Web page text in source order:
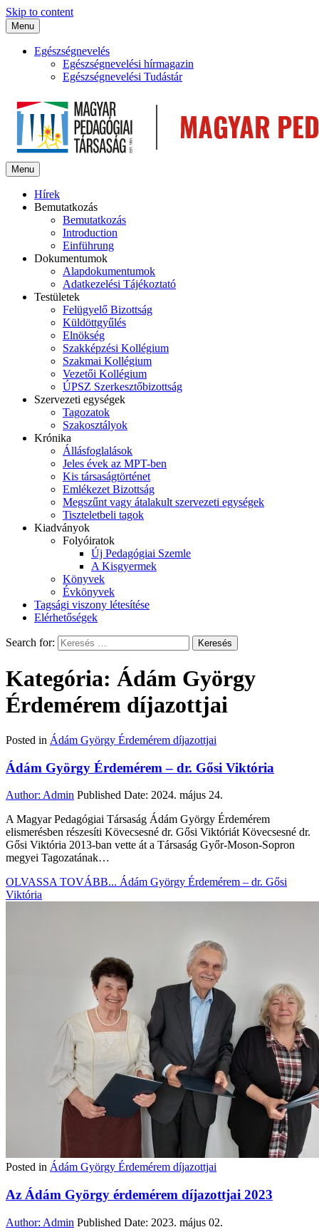
Skip to content
Menu
Egészségnevelés
Egészségnevelési hírmagazin
Egészségnevelési Tudástár
Menu
Hírek
Bemutatkozás
Bemutatkozás
Introduction
Einführung
Dokumentumok
Alapdokumentumok
Adatkezelési Tájékoztató
Testületek
Felügyelő Bizottság
Küldöttgyűlés
Elnökség
Szakképzési Kollégium
Szakmai Kollégium
Vezetői Kollégium
ÚPSZ Szerkesztőbizottság
Szervezeti egységek
Tagozatok
Szakosztályok
Krónika
Állásfoglalások
Jeles évek az MPT-ben
Kis társaságtörténet
Emlékezet Bizottság
Megszűnt vagy átalakult szervezeti egységek
Tiszteletbeli tagok
Kiadványok
Folyóiratok
Új Pedagógiai Szemle
A Kisgyermek
Könyvek
Évkönyvek
Tagsági viszony létesítése
Elérhetőségek
Search for:
Kategória: Ádám György
Érdemérem díjazottjai
Posted in Ádám György Érdemérem díjazottjai
Ádám György Érdemérem – dr. Gősi Viktória
Author: Admin Published Date: 2024. május 24.
A Magyar Pedagógiai Társaság Ádám György Érdemérem
elismerésben részesíti Kövecsesné dr. Gősi Viktóriát Kövecsesné dr.
Gősi Viktória 2013-ban vette át a Társaság Győr-Moson-Sopron
megyei Tagozatának…
OLVASSA TOVÁBB... Ádám György Érdemérem – dr. Gősi
Viktória
Posted in Ádám György Érdemérem díjazottjai
Az Ádám György érdemérem díjazottjai 2023
Author: Admin Published Date: 2023. május 02.